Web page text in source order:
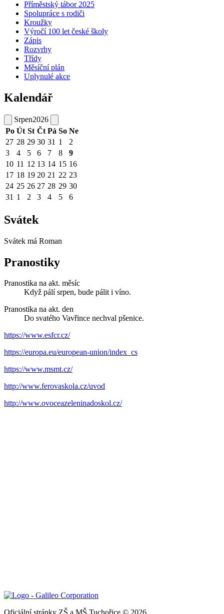
Příměstský tábor 2025
Spolupráce s rodiči
Kroužky
Výročí 100 let české školy
Zápis
Rozvrhy
Třídy
Měsíční plán
Uplynulé akce
Kalendář
Srpen2026
Po Út St Čt Pá So Ne
27 28 29 30 31 1
2
3
4 5 6 7 8
9
10 11 12 13 14 15 16
17 18 19 20 21 22 23
24 25 26 27 28 29 30
31 1 2 3 4 5 6
Svátek
Svátek má Roman
Pranostiky
Pranostika na akt. měsíc
Když pálí srpen, bude pálit i víno.
Pranostika na akt. den
Do svatého Vavřince nechval pšenice.
https://www.esfcr.cz/
https://europa.eu/european-union/index_cs
https://www.msmt.cz/
http://www.ferovaskola.cz/uvod
http://www.ovoceazeleninadoskol.cz/